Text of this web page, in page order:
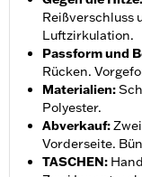
Reißverschluss
Luftzirkulation.
Passform und
Rücken.
Materialien:
Polyester.
Abverkauf:
Vorderseite.
TASCHEN: